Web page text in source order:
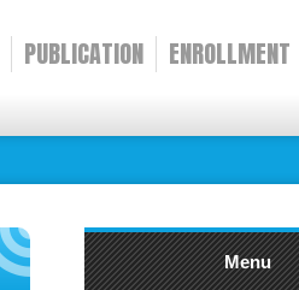
PUBLICATION ENROLLMENT
Menu